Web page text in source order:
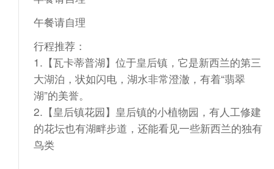
午餐请自理
行程推荐：
1.【瓦卡蒂普湖】位于皇后镇，它是新西兰的第三
大湖泊，状如闪电，湖水非常澄澈，有着“翡翠
湖”的美誉。
2.【皇后镇花园】皇后镇的小植物园，有人工修建
的花坛也有湖畔步道，还能看见一些新西兰的独有
鸟类